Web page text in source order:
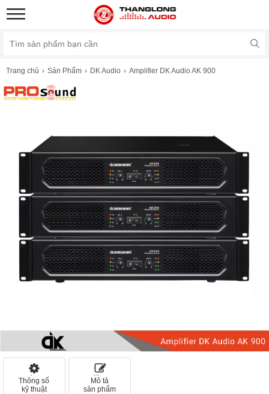
Trang chủ Sản Phẩm DK Audio Amplifier DK Audio AK 900
Thông số
kỹ thuật
Mô tả
sản phẩm